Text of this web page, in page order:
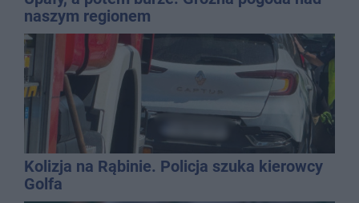
naszym regionem
Kolizja na Rąbinie. Policja szuka kierowcy
Golfa